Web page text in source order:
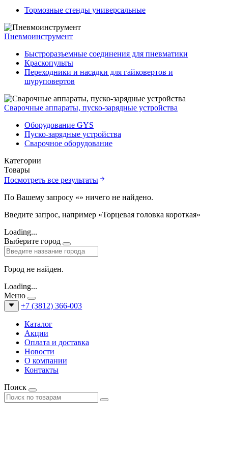
Тормозные стенды универсальные
Пневмоинструмент
Быстроразъемные соединения для пневматики
Краскопульты
Переходники и насадки для гайковертов и
шуруповертов
Сварочные аппараты, пуско-зарядные устройства
Оборудование GYS
Пуско-зарядные устройства
Сварочное оборудование
Категории
Товары
Посмотреть все результаты
По Вашему запросу «» ничего не найдено.
Введите запрос, например «Торцевая головка короткая»
Loading...
Выберите город
Город не найден.
Loading...
Меню
+7 (3812) 366-003
Каталог
Акции
Оплата и доставка
Новости
О компании
Контакты
Поиск